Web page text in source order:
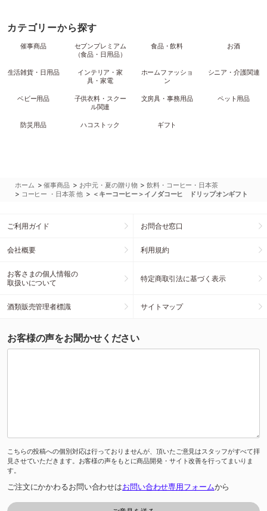
カテゴリーから探す
催事商品
セブンプレミアム
（食品・日用品）
食品・飲料 お酒
生活雑貨・日用品
インテリア・家
具・家電
ホームファッショ
ン
シニア・介護関連
ベビー用品
子供衣料・スクー
ル関連
文房具・事務用品 ペット用品
防災用品 ハコストック ギフト
ホーム >催事商品 > お中元・夏の贈り物 >飲料・コーヒー・日本茶
> コーヒー ・日本茶 他 > ＜キーコーヒー＞イノダコーヒ ドリップオンギフト
ご利用ガイド お問合せ窓口
会社概要 利用規約
お客さまの個人情報の
取扱いについて
特定商取引法に基づく表示
酒類販売管理者標識 サイトマップ
お客様の声をお聞かせください
こちらの投稿への個別対応は行っておりませんが、頂いたご意見はスタッフがすべて拝
見させていただきます。お客様の声をもとに商品開発・サイト改善を行ってまいりま
す。
ご注文にかかわるお問い合わせはお問い合わせ専用フォームから